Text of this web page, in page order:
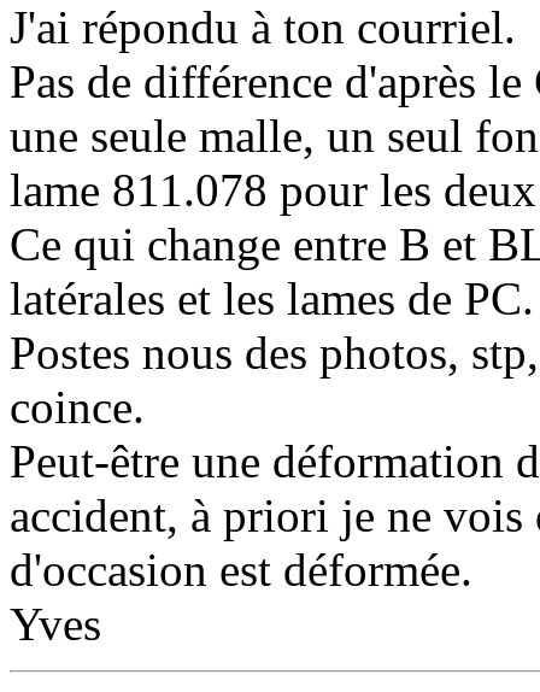
J'ai répondu à ton courriel.
Pas de différence d'après
une seule malle, un seul
lame 811.078 pour les
Ce qui change entre B et
latérales et les lames de PC.
Postes nous des photos,
coince.
Peut-être une déformation
accident, à priori je ne vois
d'occasion est déformée.
Yves